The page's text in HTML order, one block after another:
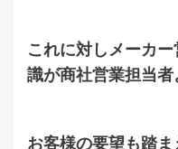
これに対しメーカ
識が商社営業担当者
お客様の要望も踏